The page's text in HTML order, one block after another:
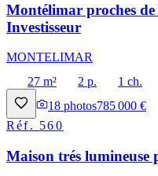
Montélimar proches
Investisseur
MONTELIMAR
27 m²
2 p.
1 ch.
18 photos785 000 €
Réf. 560
Maison trés lumineuse